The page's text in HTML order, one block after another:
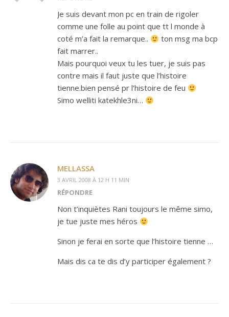
Je suis devant mon pc en train de rigoler
comme une folle au point que tt l monde à
coté m’a fait la remarque..
ton msg ma bcp
fait marrer..
Mais pourquoi veux tu les tuer, je suis pas
contre mais il faut juste que l’histoire
tienne.bien pensé pr l’histoire de feu
Simo welliti katekhle3ni…
MELLASSA
3 AVRIL 2008 À 12 H 11 MIN
RÉPONDRE
Non t’inquiètes Rani toujours le même simo,
je tue juste mes héros
Sinon je ferai en sorte que l’histoire tienne …
Mais dis ca te dis d’y participer également ?